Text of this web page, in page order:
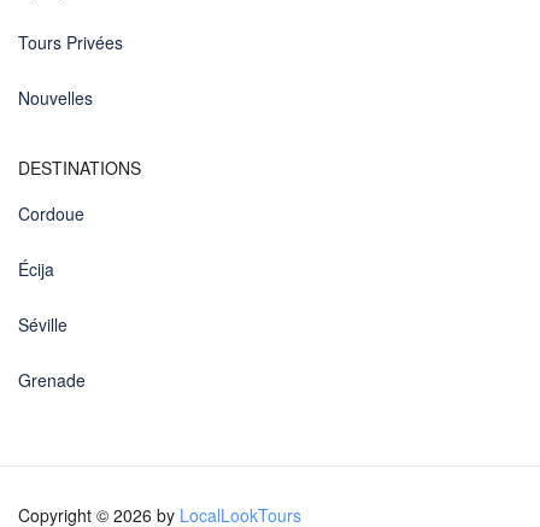
Tours Privées
Nouvelles
DESTINATIONS
Cordoue
Écija
Séville
Grenade
Copyright © 2026 by LocalLookTours